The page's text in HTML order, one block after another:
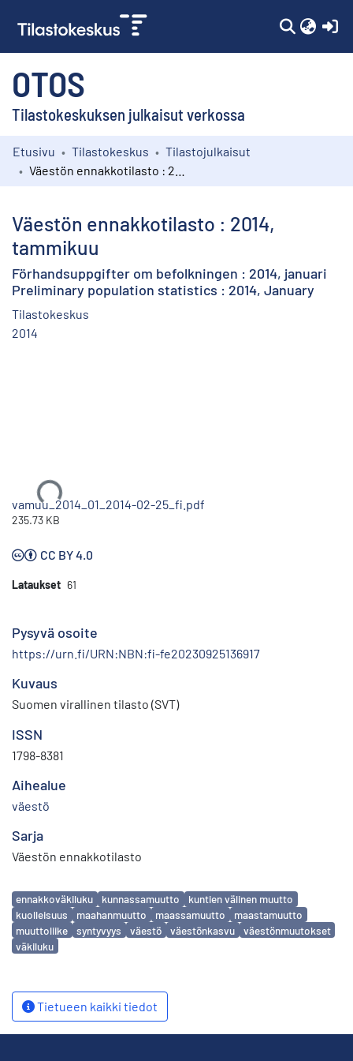
OTOS
Tilastokeskuksen julkaisut verkossa
Kokoelmat
Etusivu Tilastokeskus
Tilastojulkaisut
Väestön ennakkotilasto : 2014,
tammikuu
Förhandsuppgifter om befolkningen : 2014, januari
Preliminary population statistics : 2014, January
Tilastokeskus
2014
Ladataan...
vamuu_2014_01_2014-02-25_fi.pdf
235.73 KB
CC BY 4.0
Lataukset 61
Pysyvä osoite
https://urn.fi/URN:NBN:fi-fe20230925136917
Kuvaus
Suomen virallinen tilasto (SVT)
ISSN
1798-8381
Aihealue
väestö
Sarja
Väestön ennakkotilasto
Avainsanat
ennakkoväkiluku kunnassamuutto
kuntien välinen muutto
kuolleisuus
maahanmuutto maassamuutto
maastamuutto
muuttoliike
syntyvyys väestö väestönkasvu
väestönmuutokset
väkiluku
Tietueen kaikki tiedot